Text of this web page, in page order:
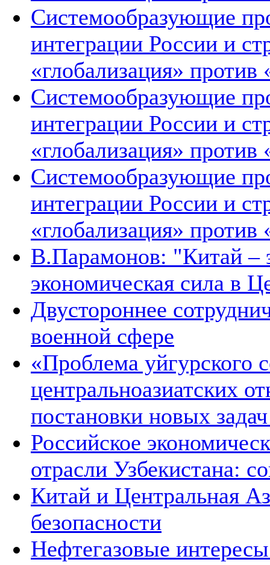
Системообразующие
интеграции России и
«глобализация»
Системообразующие
интеграции России и
«глобализация»
Системообразующие
интеграции России и
«глобализация»
В.Парамонов: "Китай –
экономическая сила в
Двустороннее
военной сфере
«Проблема уйгурского
центральноазиатских
постановки новых
Российское
отрасли Узбекистана:
Китай и Центральная
безопасности
Нефтегазовые